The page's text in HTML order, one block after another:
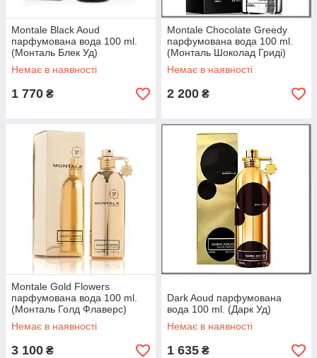
Montale Black Aoud
парфумована вода 100 ml.
(Монталь Блек Уд)
Немає в наявності
1 770 ₴
Montale Chocolate Greedy
парфумована вода 100 ml.
(Монталь Шоколад Гриді)
Немає в наявності
2 200 ₴
Montale Gold Flowers
парфумована вода 100 ml.
(Монталь Голд Флаверс)
Немає в наявності
3 100 ₴
Dark Aoud парфумована
вода 100 ml. (Дарк Уд)
Немає в наявності
1 635 ₴